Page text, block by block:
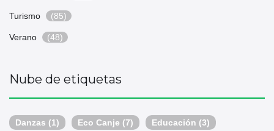
Turismo (85)
Verano (48)
Nube de etiquetas
Danzas (1) Eco Canje (7) Educación (3)